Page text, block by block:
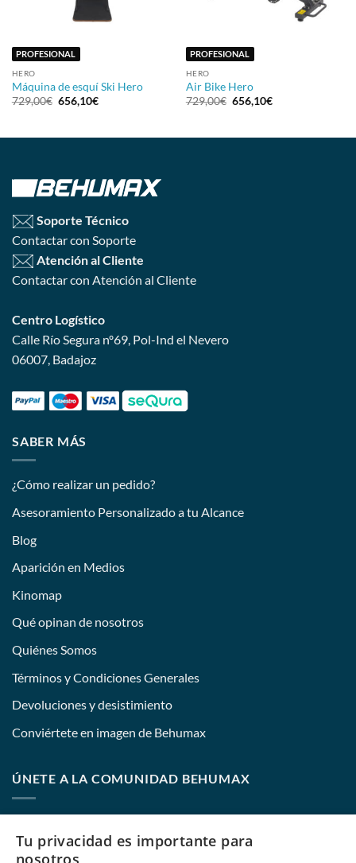
PROFESIONAL
HERO
Máquina de esquí Ski Hero
729,00€ 656,10€
PROFESIONAL
HERO
Air Bike Hero
729,00€ 656,10€
Soporte Técnico
Contactar con Soporte
Atención al Cliente
Contactar con Atención al Cliente
Centro Logístico
Calle Río Segura nº69, Pol-Ind el Nevero
06007, Badajoz
SABER MÁS
¿Cómo realizar un pedido?
Asesoramiento Personalizado a tu Alcance
Blog
Aparición en Medios
Kinomap
Qué opinan de nosotros
Quiénes Somos
Términos y Condiciones Generales
Devoluciones y desistimiento
Conviértete en imagen de Behumax
ÚNETE A LA COMUNIDAD BEHUMAX
Tu privacidad es importante para
nosotros